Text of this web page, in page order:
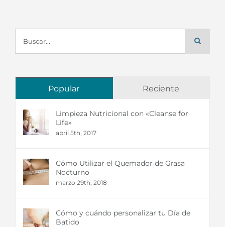
Popular Reciente
Limpieza Nutricional con «Cleanse for
Life»
abril 5th, 2017
Cómo Utilizar el Quemador de Grasa
Nocturno
marzo 29th, 2018
Cómo y cuándo personalizar tu Día de
Batido